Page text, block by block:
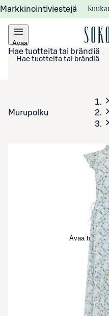
Markkinointiviestejä
Avaa
valikko
Hae tuotteita tai brändiä
Murupolku
Avaa